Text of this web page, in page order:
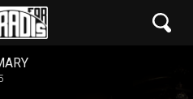
Paradis
cc 042438